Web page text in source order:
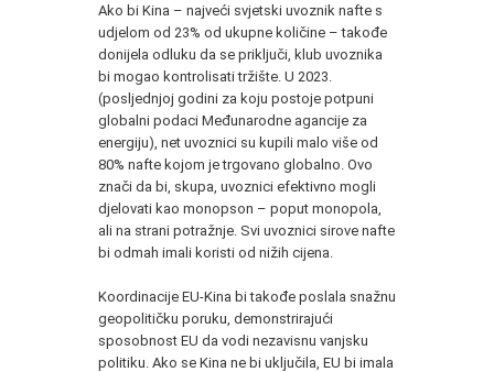
Ako bi Kina – najveći svjetski uvoznik nafte s
udjelom od 23% od ukupne količine – takođe
donijela odluku da se priključi, klub uvoznika
bi mogao kontrolisati tržište. U 2023.
(posljednjoj godini za koju postoje potpuni
globalni podaci Međunarodne agancije za
energiju), net uvoznici su kupili malo više od
80% nafte kojom je trgovano globalno. Ovo
znači da bi, skupa, uvoznici efektivno mogli
djelovati kao monopson – poput monopola,
ali na strani potražnje. Svi uvoznici sirove nafte
bi odmah imali koristi od nižih cijena.
Koordinacije EU-Kina bi takođe poslala snažnu
geopolitičku poruku, demonstrirajući
sposobnost EU da vodi nezavisnu vanjsku
politiku. Ako se Kina ne bi uključila, EU bi imala